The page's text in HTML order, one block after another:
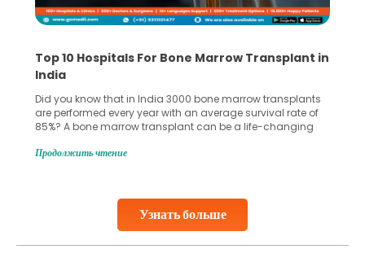
Узнать больше
Recognizing Critical Symptoms of a Frontal
Lobe Brain Tumor Could Save Your Life
Did you know that the frontal lobe of your brain is the most
common site for tumor occurrence? The frontal lobe is a
key part of your brain and is responsible for various
harm to it can lead to serious complications. However, with
Продолжить чтение